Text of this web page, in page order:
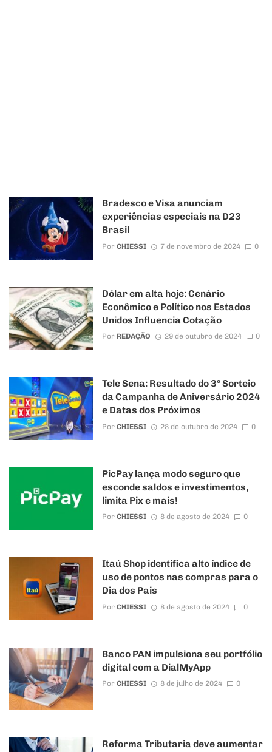
Bradesco e Visa anunciam
experiências especiais na D23
Brasil
Por CHIESSI 7 de novembro de 2024 0
Dólar em alta hoje: Cenário
Econômico e Político nos Estados
Unidos Influencia Cotação
Por REDAÇÃO 29 de outubro de 2024 0
Tele Sena: Resultado do 3º Sorteio
da Campanha de Aniversário 2024
e Datas dos Próximos
Por CHIESSI 28 de outubro de 2024 0
PicPay lança modo seguro que
esconde saldos e investimentos,
limita Pix e mais!
Por CHIESSI 8 de agosto de 2024 0
Itaú Shop identifica alto índice de
uso de pontos nas compras para o
Dia dos Pais
Por CHIESSI 8 de agosto de 2024 0
Banco PAN impulsiona seu portfólio
digital com a DialMyApp
Por CHIESSI 8 de julho de 2024 0
Reforma Tributaria deve aumentar